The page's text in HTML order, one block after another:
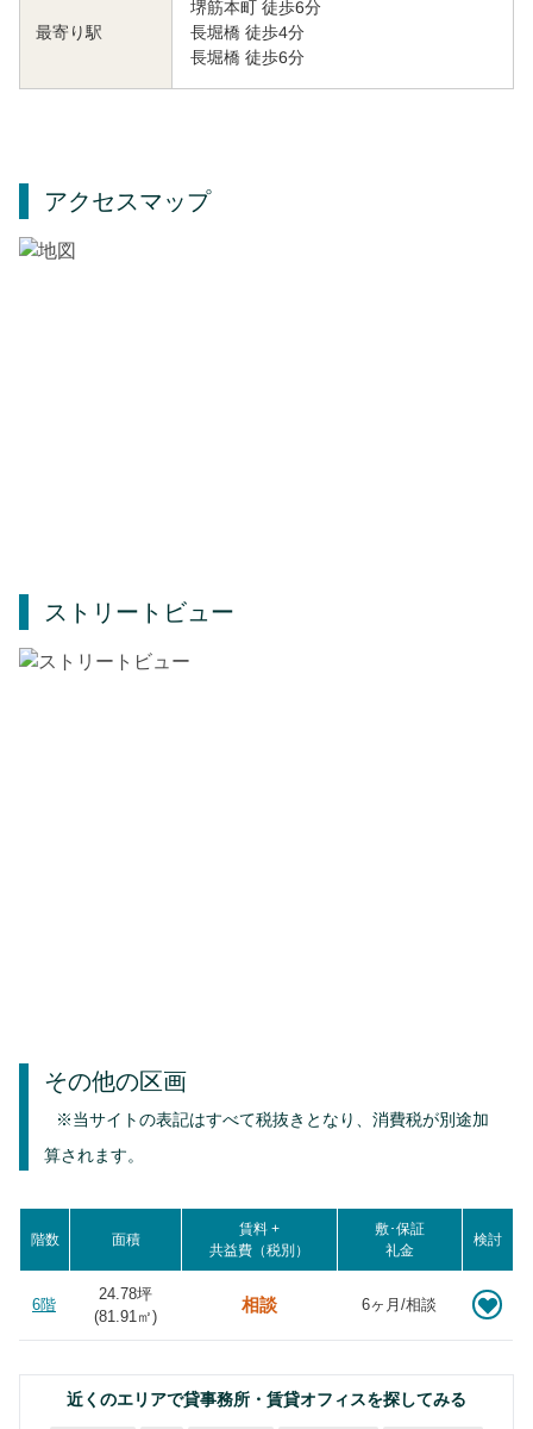
最寄り駅
堺筋本町 徒歩6分
長堀橋 徒歩4分
長堀橋 徒歩6分
アクセスマップ
ストリートビュー
その他の区画
※当サイトの表記はすべて税抜きとなり、消費税が別途加
算されます。
階数 面積
賃料 +
共益費（税別）
敷･保証
礼金
検討
6階
24.78坪
(81.91㎡)
相談 6ヶ月/相談
近くのエリアで貸事務所・賃貸オフィスを探してみる